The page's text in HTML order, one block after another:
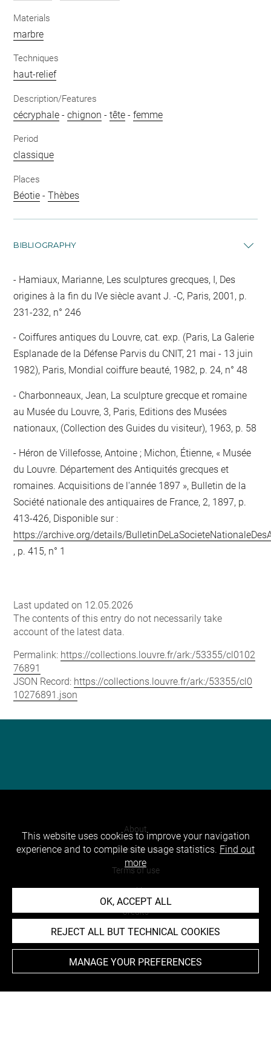
Materials
marbre
Techniques
haut-relief
Description/Features
cécryphale -chignon -tête -femme
Period
classique
Places
Béotie -Thèbes
BIBLIOGRAPHY
Hamiaux, Marianne, Les sculptures grecques, I, Des
origines à la fin du IVe siècle avant J. -C, Paris, 2001, p.
231-232, n° 246
Coiffures antiques du Louvre, cat. exp. (Paris, La Galerie
Esplanade de la Défense Parvis du CNIT, 21 mai - 13 juin
1982), Paris, Mondial coiffure beauté, 1982, p. 24, n° 48
Charbonneaux, Jean, La sculpture grecque et romaine
au Musée du Louvre, 3, Paris, Editions des Musées
nationaux, (Collection des Guides du visiteur), 1963, p. 58
Héron de Villefosse, Antoine ; Michon, Étienne, « Musée
du Louvre. Département des Antiquités grecques et
romaines. Acquisitions de l'année 1897 », Bulletin de la
Société nationale des antiquaires de France, 2, 1897, p.
413-426, Disponible sur :
https://archive.org/details/
, p. 415, n° 1
Last updated on 12.05.2026
The contents of this entry do not necessarily take
account of the latest data.
Permalink: https://collections.louvre.fr/ark:/53355/cl0102
76891
JSON Record: https://collections.louvre.fr/ark:/53355/cl0
10276891.json
About
Contact Us
Terms of use
Cookies
Credits
Accessibility : non compliant
This website uses cookies to improve your navigation
experience and to compile site usage statistics. Find out
more
OK, ACCEPT ALL
REJECT ALL BUT TECHNICAL COOKIES
MANAGE YOUR PREFERENCES